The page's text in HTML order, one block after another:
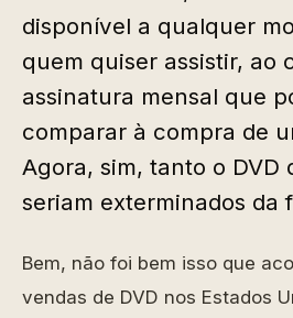
disponível a qualquer
quem quiser assistir, ao
assinatura mensal que
comparar à compra de
Agora, sim, tanto o DVD
seriam exterminados da
Bem, não foi bem isso que
vendas de DVD nos Estados